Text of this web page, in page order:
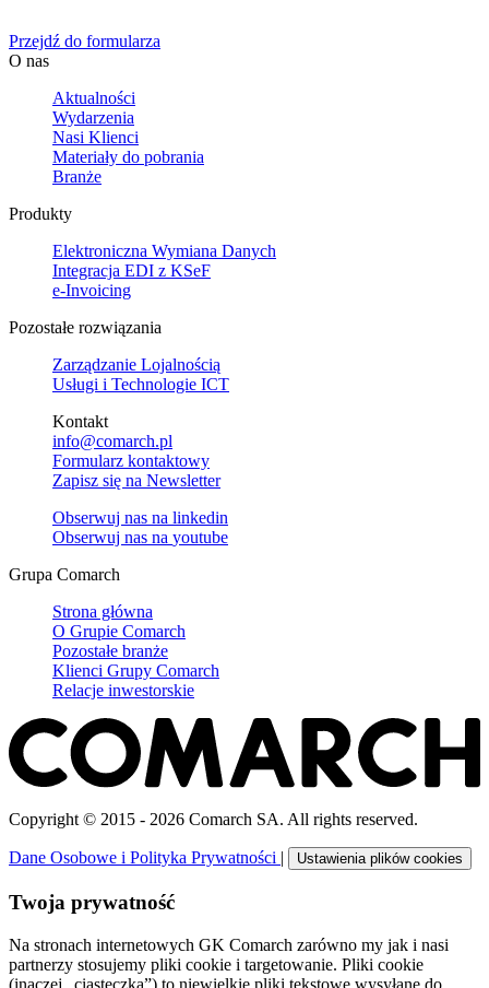
Przejdź do formularza
O nas
Aktualności
Wydarzenia
Nasi Klienci
Materiały do pobrania
Branże
Produkty
Elektroniczna Wymiana Danych
Integracja EDI z KSeF
e-Invoicing
Pozostałe rozwiązania
Zarządzanie Lojalnością
Usługi i Technologie ICT
Kontakt
info@comarch.pl
Formularz kontaktowy
Zapisz się na Newsletter
Obserwuj nas na linkedin
Obserwuj nas na youtube
Grupa Comarch
Strona główna
O Grupie Comarch
Pozostałe branże
Klienci Grupy Comarch
Relacje inwestorskie
Copyright © 2015 - 2026 Comarch SA. All rights reserved.
Dane Osobowe i Polityka Prywatności | Ustawienia plików cookies
Twoja prywatność
Na stronach internetowych GK Comarch zarówno my jak i nasi
partnerzy stosujemy pliki cookie i targetowanie. Pliki cookie
(inaczej „ciasteczka”) to niewielkie pliki tekstowe wysyłane do